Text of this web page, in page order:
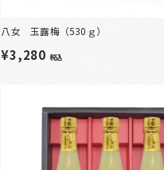
八女 玉露梅（530ｇ）
¥3,280 税込